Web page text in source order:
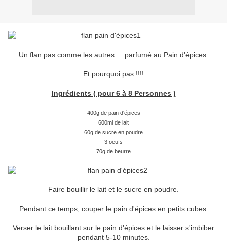
Un flan pas comme les autres ... parfumé au Pain d'épices.
Et pourquoi pas !!!!
Ingrédients ( pour 6 à 8 Personnes )
400g de pain d'épices
600ml de lait
60g de sucre en poudre
3 oeufs
70g de beurre
Faire bouillir le lait et le sucre en poudre.
Pendant ce temps, couper le pain d'épices en petits cubes.
Verser le lait bouillant sur le pain d'épices et le laisser s'imbiber
pendant 5-10 minutes.